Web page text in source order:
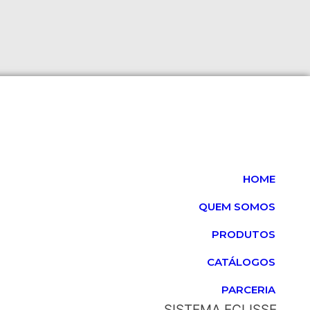
HOME
QUEM SOMOS
PRODUTOS
CATÁLOGOS
PARCERIA